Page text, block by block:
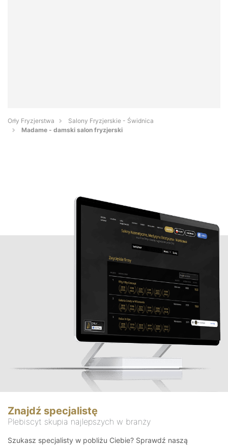
Orły Fryzjerstwa
Salony Fryzjerskie - Świdnica
Madame - damski salon fryzjerski
Znajdź specjalistę
Plebiscyt skupia najlepszych w branży
Szukasz specjalisty w pobliżu Ciebie? Sprawdź naszą